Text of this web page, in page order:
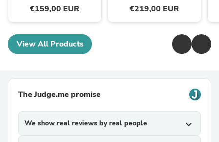
€159,00 EUR €219,00 EUR
View All Products
The Judge.me promise
We show real reviews by real people expand_more